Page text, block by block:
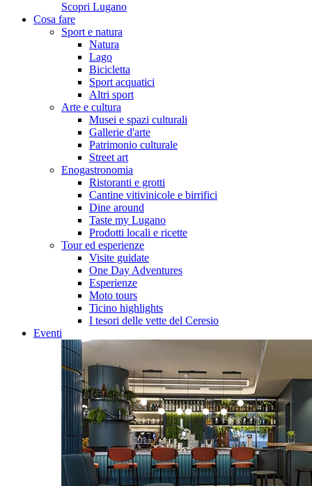
Scopri Lugano
Cosa fare
Sport e natura
Natura
Lago
Bicicletta
Sport acquatici
Altri sport
Arte e cultura
Musei e spazi culturali
Gallerie d'arte
Patrimonio culturale
Street art
Enogastronomia
Ristoranti e grotti
Cantine vitivinicole e birrifici
Dine around
Taste my Lugano
Prodotti locali e ricette
Tour ed esperienze
Visite guidate
One Day Adventures
Esperienze
Moto tours
Ticino highlights
I tesori delle vette del Ceresio
Eventi